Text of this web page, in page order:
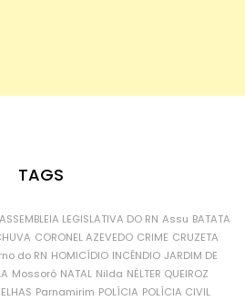
TAGS
ASSEMBLEIA LEGISLATIVA DO RN Assu BATATA
CORONEL AZEVEDO CRIME CRUZETA
do RN HOMICÍDIO INCÊNDIO JARDIM DE
Mossoró NATAL Nilda NÉLTER QUEIROZ
Parnamirim POLÍCIA POLÍCIA CIVIL